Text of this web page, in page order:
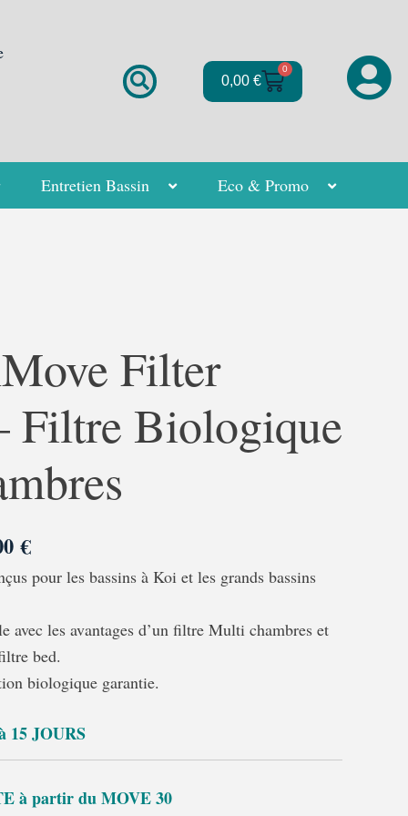
0,00€
0
Panier
Entretien Bassin Eco & Promo
Filter
Filtre Biologique
€
Plage
de
prix :
799,00 €
3149,00 €
pour les bassins à Koi et les grands bassins
avec les avantages d’un filtre Multi chambres et
bed.
biologique garantie.
15 JOURS
à partir du MOVE 30